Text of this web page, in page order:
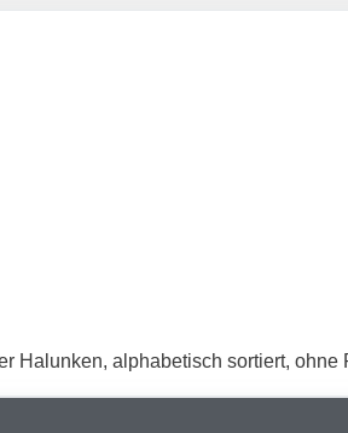
Halunken, alphabetisch sortiert, ohne